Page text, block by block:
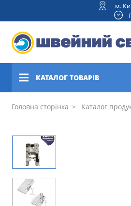
м.
КАТАЛОГ ТОВАРІВ
Швейні машини
вишивальні машини
плоскошовні машини
Головна сторінка Каталог